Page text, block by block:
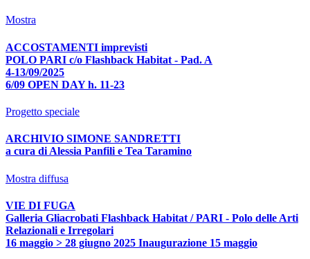
Mostra
ACCOSTAMENTI imprevisti
POLO PARI c/o Flashback Habitat - Pad. A
4-13/09/2025
6/09 OPEN DAY h. 11-23
Progetto speciale
ARCHIVIO SIMONE SANDRETTI
a cura di Alessia Panfili e Tea Taramino
Mostra diffusa
VIE DI FUGA
Galleria Gliacrobati Flashback Habitat / PARI - Polo delle Arti
Relazionali e Irregolari
16 maggio > 28 giugno 2025 Inaugurazione 15 maggio